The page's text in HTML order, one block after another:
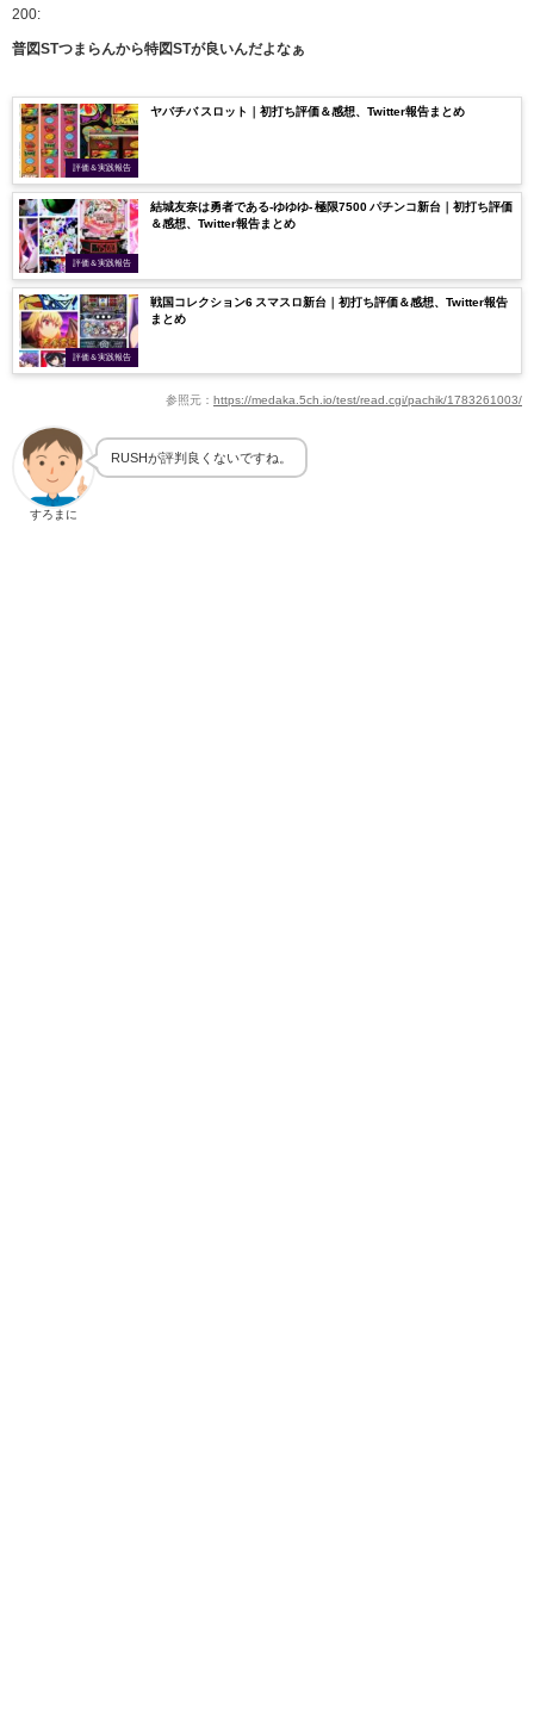
200:
普図STつまらんから特図STが良いんだよなぁ
評価＆実践報告
ヤバチバ スロット｜初打ち評価＆感想、Twitter報告まとめ
評価＆実践報告
結城友奈は勇者である-ゆゆゆ- 極限7500 パチンコ新台｜初打ち評価
＆感想、Twitter報告まとめ
評価＆実践報告
戦国コレクション6 スマスロ新台｜初打ち評価＆感想、Twitter報告
まとめ
参照元： https://medaka.5ch.io/test/read.cgi/pachik/1783261003/
すろまに
RUSHが評判良くないですね。